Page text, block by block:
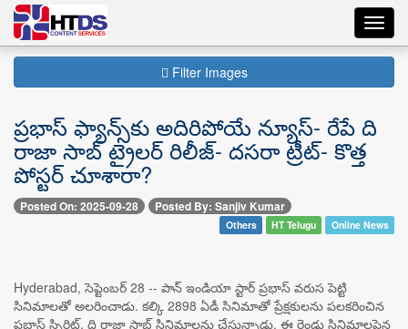
Filter Images
ప్రభాస్ ఫ్యాన్స్‌కు అదిరిపోయే న్యూస్- రేపే ది
రాజా సాబ్ ట్రైలర్ రిలీజ్- దసరా ట్రీట్- కొత్త
పోస్టర్ చూశారా?
Posted On: 2025-09-28 Posted By: Sanjiv Kumar
Others HT Telugu Online News
Hyderabad, సెప్టెంబర్ 28 -- పాన్ ఇండియా స్టార్ ప్రభాస్ వరుస పెట్టి
సినిమాలతో అలరించాడు. కల్కి 2898 ఏడీ సినిమాతో ప్రేక్షకులను పలకరించిన
ప్రభాస్ స్పిరిట్, ది రాజా సాబ్ సినిమాలను చేస్తున్నాడు. ఈ రెండు సినిమాలపైన